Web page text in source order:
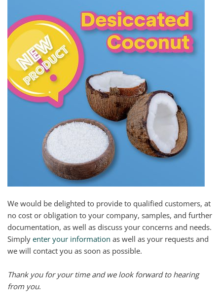
We would be delighted to provide to qualified customers, at
no cost or obligation to your company, samples, and further
documentation, as well as discuss your concerns and needs.
Simply enter your information as well as your requests and
we will contact you as soon as possible.
Thank you for your time and we look forward to hearing
from you.